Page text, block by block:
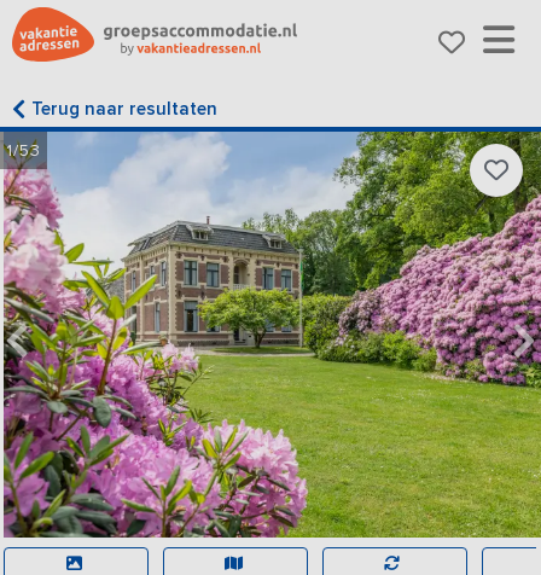
Terug naar resultaten
1/53